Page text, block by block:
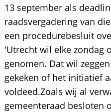
13 september als
raadsvergadering van
een procedurebesluit
'Utrecht wil elke zondag
genomen. Dat wil
gekeken of het initiatief
voldeed.Zoals wij al
gemeenteraad besloten